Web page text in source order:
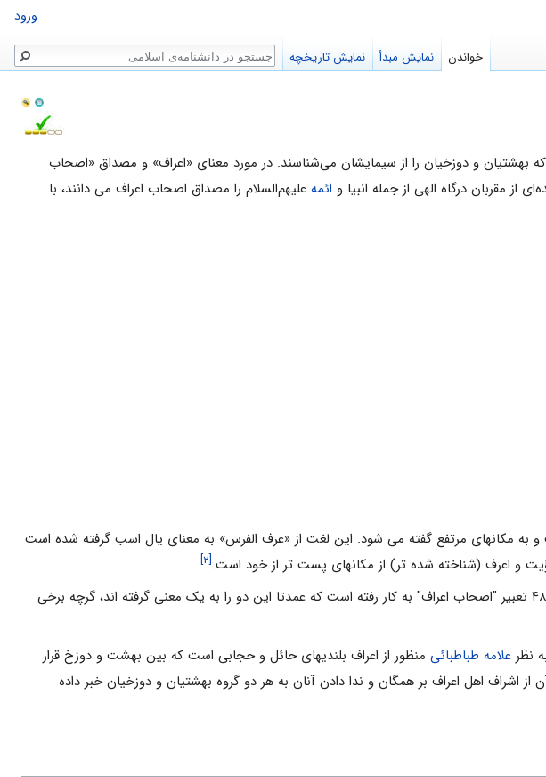
بهشتیان و دوزخیان را از سیمایشان می‌شناسند. در مورد معنای «اعراف» و مصداق «اصحاب
از مقربان درگاه الهی از جمله انبیا و ائمه علیهم‌السلام را مصداق اصحاب اعراف می دانند، با
به مکانهای مرتفع گفته می شود. این لغت از «عرف الفرس» به معنای یال اسب گرفته شده است
و اعرف (شناخته شده تر) از مکانهای پست تر از خود است.[۲]
تعبیر "مردان بر اعراف" (و علی الاعراف رجال) و در آیه ۴۸ تعبیر "اصحاب اعراف" به کار رفته است که عمدتا این دو را به یک معنی گرفته اند، گرچه برخی
نظر علامه طباطبائی منظور از اعراف بلندیهاى حائل و حجابى است که بین بهشت و دوزخ قرار
اشراف اهل اعراف بر همگان و ندا دادن آنان به هر دو گروه بهشتیان و دوزخیان خبر داده
ورود
خواندن نمایش مبدأ نمایش تاریخچه جستجو